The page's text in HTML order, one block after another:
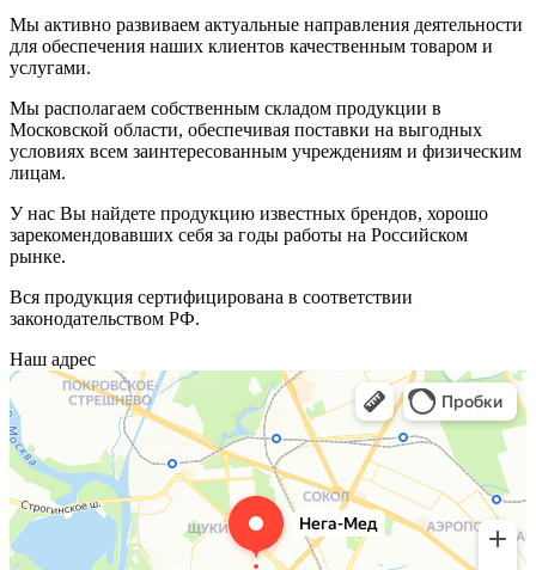
Мы активно развиваем актуальные направления деятельности
для обеспечения наших клиентов качественным товаром и
услугами.
Мы располагаем собственным складом продукции в
Московской области, обеспечивая поставки на выгодных
условиях всем заинтересованным учреждениям и физическим
лицам.
У нас Вы найдете продукцию известных брендов, хорошо
зарекомендовавших себя за годы работы на Российском
рынке.
Вся продукция сертифицирована в соответствии
законодательством РФ.
Наш адрес